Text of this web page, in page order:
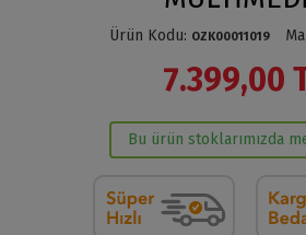
Ürün Kodu: OZK00011019
7.399,00
Bu ürün stoklarımızda